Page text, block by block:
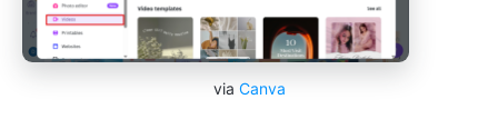
via Canva